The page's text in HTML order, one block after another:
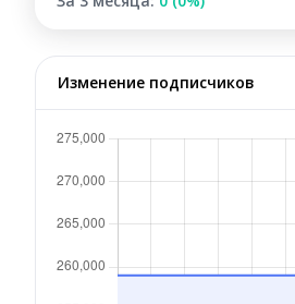
Изменение подписчиков